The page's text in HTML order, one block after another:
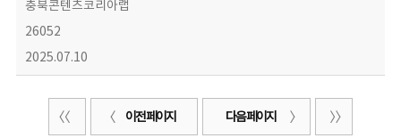
충북콘텐츠코리아랩
26052
2025.07.10
이전 페이지 다음 페이지